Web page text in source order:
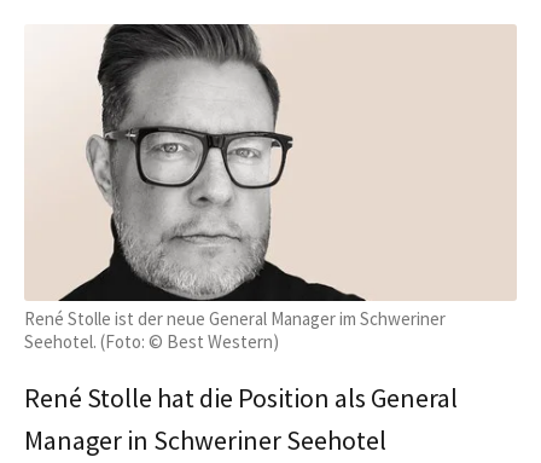
René Stolle ist der neue General Manager im Schweriner
Seehotel. (Foto: © Best Western)
René Stolle hat die Position als General
Manager in Schweriner Seehotel